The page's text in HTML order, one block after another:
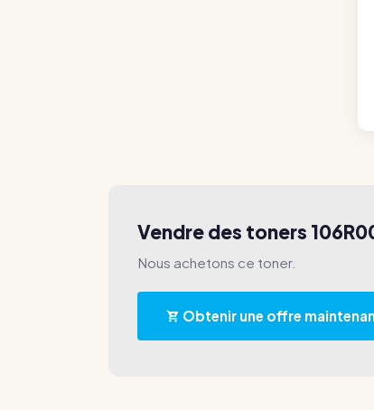
Vendre des toners
Nous achetons ce toner.
Obtenir une offre